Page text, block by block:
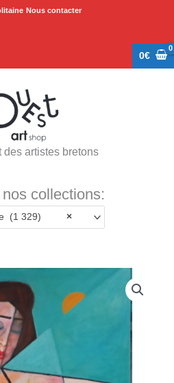
Nous contacter
0€
des artistes bretons
collections:
×
(1 329)